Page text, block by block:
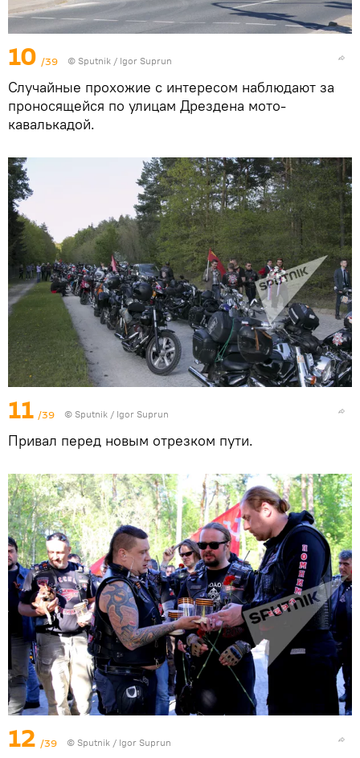
10 /39 © Sputnik / Igor Suprun
Случайные прохожие с интересом наблюдают за
проносящейся по улицам Дрездена мото-
кавалькадой.
11 /39 © Sputnik / Igor Suprun
Привал перед новым отрезком пути.
12 /39 © Sputnik / Igor Suprun